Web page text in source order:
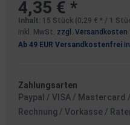
4,35 € *
Inhalt: 15 Stück (0,29 € * / 1
inkl. MwSt. zzgl. Versandkosten
Ab 49 EUR Versandkostenfrei
Zahlungsarten
Paypal / VISA / Mastercard
Rechnung / Vorkasse /